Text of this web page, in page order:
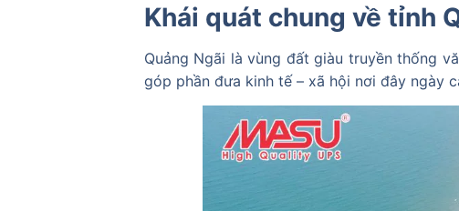
Khái quát chung về tỉnh
Quảng Ngãi là vùng đất giàu truyền thống
góp phần đưa kinh tế – xã hội nơi đây ngày